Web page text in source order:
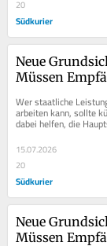
20
Südkurier
Neue
Müssen
Wer staatliche
arbeiten kann, sollte
dabei helfen, die
zu halten. Mit dieser
15.07.2026
20
Südkurier
Neue
Müssen